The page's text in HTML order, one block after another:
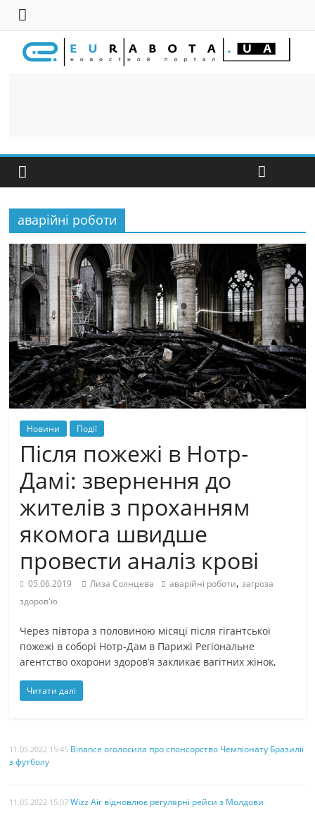
аварійні роботи
Новини Події
Після пожежі в Нотр-
Дамі: звернення до
жителів з проханням
якомога швидше
провести аналіз крові
05.06.2019 Лиза Солнцева аварійні роботи,загроза
здоров'ю
Через півтора з половиною місяці після гігантської
пожежі в соборі Нотр-Дам в Парижі Регіональне
агентство охорони здоров’я закликає вагітних жінок,
Читати далі
11.05.2022 15:45 Binance оголосила про спонсорство Чемпіонату Бразилії
з футболу
11.05.2022 15:07 Wizz Air відновлює регулярні рейси з Молдови